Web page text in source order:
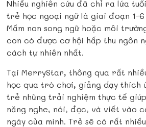
Nhiều nghiên cứu đã chỉ ra lứa
trẻ học ngoại ngữ là giai đoạn 1-
Mầm non song ngữ hoặc môi
con có được cơ hội hấp thu ngôn
cách tự nhiên nhất.
Tại MerryStar, thông qua rất
học qua trò chơi, giảng dạy thích
trẻ những trải nghiệm thực tế
năng nghe, nói, đọc, và viết vào
ngày của mình. Trẻ sẽ có rất